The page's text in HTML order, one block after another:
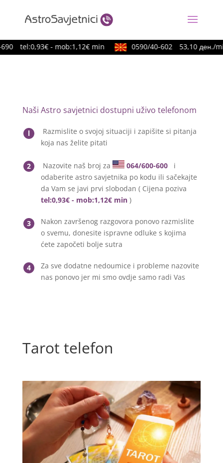
tel:0,93€ - mob:1,12€ min 0590/40-602 53,10 ден./
Naši Astro savjetnici dostupni uživo telefonom
l
Razmislite o svojoj situaciji i zapišite si pitanja
koja nas želite pitati
2 Nazovite naš broj za 064/600-600
i
odaberite astro savjetnika po kodu ili sačekajte
da Vam se javi prvi slobodan ( Cijena poziva
tel:0,93€ - mob:1,12€ min )
3
Nakon završenog razgovora ponovo razmislite
o svemu, donesite ispravne odluke s kojima
ćete započeti bolje sutra
4
Za sve dodatne nedoumice i probleme nazovite
nas ponovo jer mi smo ovdje samo radi Vas
Tarot telefon